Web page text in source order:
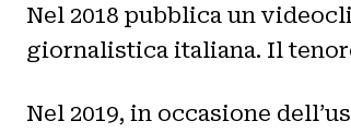
Nel 2018 pubblica un
giornalistica italiana. Il
Nel 2019, in occasione